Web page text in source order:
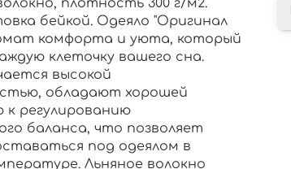
плотность 300 г/м2.
бейкой. Одеяло "Оригинал
комфорта и уюта, который
клеточку вашего сна.
высокой
обладают хорошей
регулированию
баланса, что позволяет
под одеялом в
Льняное волокно